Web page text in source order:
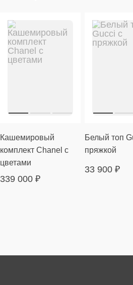
Кашемировый
комплект Chanel с
цветами
339 000 ₽
Белый топ
пряжкой
33 900 ₽